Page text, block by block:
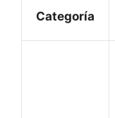
Categoría